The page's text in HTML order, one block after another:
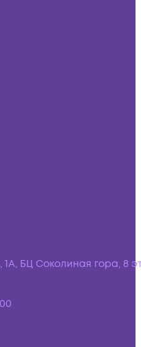
1А, БЦ Соколиная гора, 8